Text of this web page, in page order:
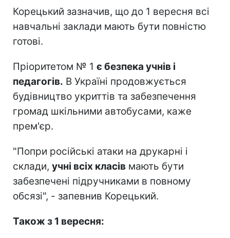
Корецький зазначив, що до 1 вересня всі
навчальні заклади мають бути повністю
готові.
Пріоритетом № 1 є безпека учнів і
педагогів. В Україні продовжується
будівництво укриттів та забезпечення
громад шкільними автобусами, каже
прем'єр.
"Попри російські атаки на друкарні і
склади, учні всіх класів мають бути
забезпечені підручниками в повному
обсязі", - запевнив Корецький.
Також з 1 вересня: